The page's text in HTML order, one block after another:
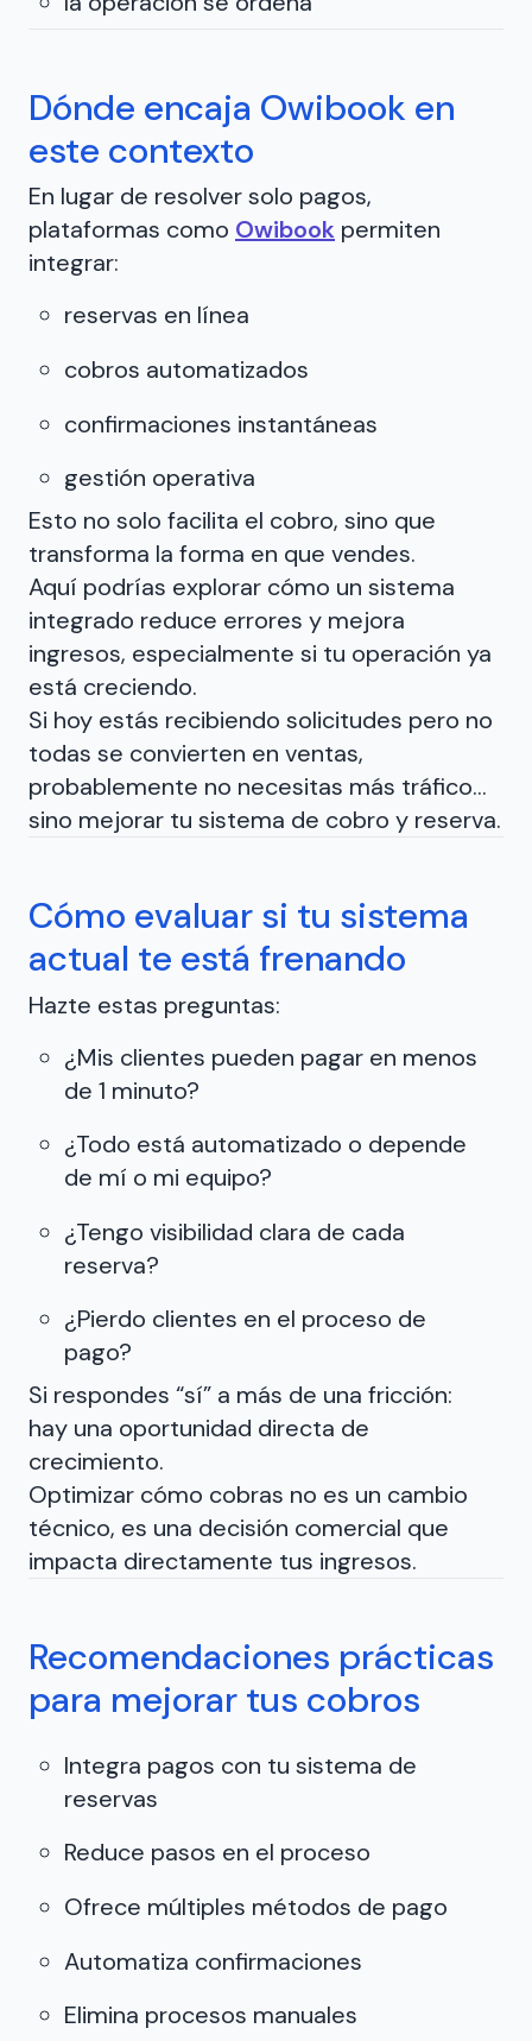
Dónde encaja Owibook en
este contexto
En lugar de resolver solo pagos,
plataformas como Owibook permiten
integrar:
reservas en línea
cobros automatizados
confirmaciones instantáneas
gestión operativa
Esto no solo facilita el cobro, sino que
transforma la forma en que vendes.
Aquí podrías explorar cómo un sistema
integrado reduce errores y mejora
ingresos, especialmente si tu operación ya
está creciendo.
Si hoy estás recibiendo solicitudes pero no
todas se convierten en ventas,
probablemente no necesitas más tráfico…
sino mejorar tu sistema de cobro y reserva.
Cómo evaluar si tu sistema
actual te está frenando
Hazte estas preguntas:
¿Mis clientes pueden pagar en menos
de 1 minuto?
¿Todo está automatizado o depende
de mí o mi equipo?
¿Tengo visibilidad clara de cada
reserva?
¿Pierdo clientes en el proceso de
pago?
Si respondes “sí” a más de una fricción:
hay una oportunidad directa de
crecimiento.
Optimizar cómo cobras no es un cambio
técnico, es una decisión comercial que
impacta directamente tus ingresos.
Recomendaciones prácticas
para mejorar tus cobros
Integra pagos con tu sistema de
reservas
Reduce pasos en el proceso
Ofrece múltiples métodos de pago
Automatiza confirmaciones
Elimina procesos manuales